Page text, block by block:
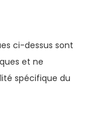
ci-dessus sont
et ne
spécifique du